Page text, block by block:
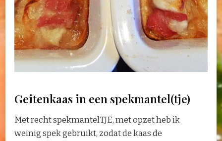
Geitenkaas in een spekmantel(tje)
Met recht spekmantelTJE, met opzet heb ik
weinig spek gebruikt, zodat de kaas de